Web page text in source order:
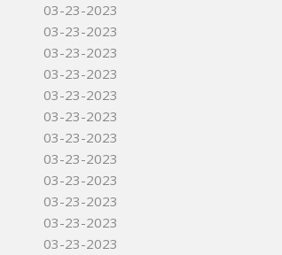
03-23-2023
03-23-2023
03-23-2023
03-23-2023
03-23-2023
03-23-2023
03-23-2023
03-23-2023
03-23-2023
03-23-2023
03-23-2023
03-23-2023